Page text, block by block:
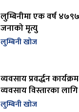
लुम्बिनीमा एक वर्ष
जनाको मृत्यु
लुम्बिनी खोज
व्यवसाय प्रवर्द्धन
व्यवसाय विस्तारका
लुम्बिनी खोज